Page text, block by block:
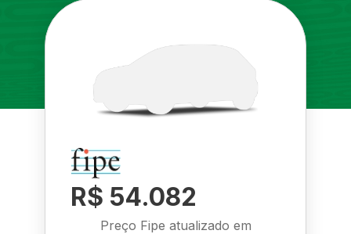
R$ 54.082
Preço Fipe atualizado em